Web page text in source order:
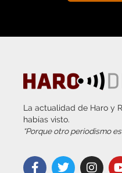
La actualidad de Haro y
habías visto.
“Porque otro periodismo